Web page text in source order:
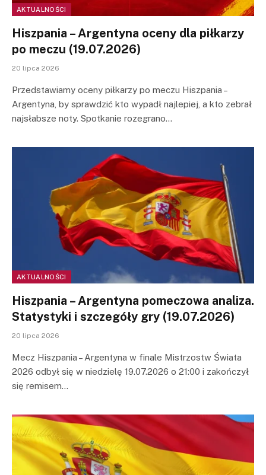
AKTUALNOŚCI
Hiszpania – Argentyna oceny dla piłkarzy
po meczu (19.07.2026)
20 lipca 2026
Przedstawiamy oceny piłkarzy po meczu Hiszpania –
Argentyna, by sprawdzić kto wypadł najlepiej, a kto zebrał
najsłabsze noty. Spotkanie rozegrano…
AKTUALNOŚCI
Hiszpania – Argentyna pomeczowa analiza.
Statystyki i szczegóły gry (19.07.2026)
20 lipca 2026
Mecz Hiszpania – Argentyna w finale Mistrzostw Świata
2026 odbył się w niedzielę 19.07.2026 o 21:00 i zakończył
się remisem…